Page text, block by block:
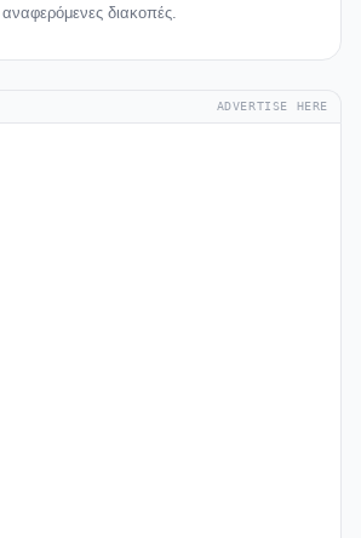
αναφερόμενες διακοπές.
ADVERTISE HERE